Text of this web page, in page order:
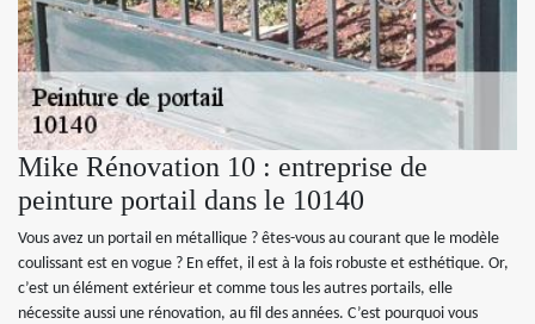
Mike Rénovation 10 : entreprise de
peinture portail dans le 10140
Vous avez un portail en métallique ? êtes-vous au courant que le modèle
coulissant est en vogue ? En effet, il est à la fois robuste et esthétique. Or,
c’est un élément extérieur et comme tous les autres portails, elle
nécessite aussi une rénovation, au fil des années. C’est pourquoi vous